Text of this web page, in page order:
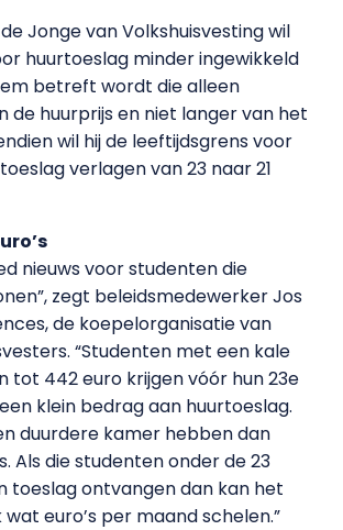
Jonge van Volkshuisvesting wil
huurtoeslag minder ingewikkeld
betreft wordt die alleen
de huurprijs en niet langer van het
wil hij de leeftijdsgrens voor
verlagen van 23 naar 21
nieuws voor studenten die
zegt beleidsmedewerker Jos
de koepelorganisatie van
“Studenten met een kale
tot 442 euro krijgen vóór hun 23e
klein bedrag aan huurtoeslag.
duurdere kamer hebben dan
Als die studenten onder de 23
toeslag ontvangen dan kan het
euro’s per maand schelen.”